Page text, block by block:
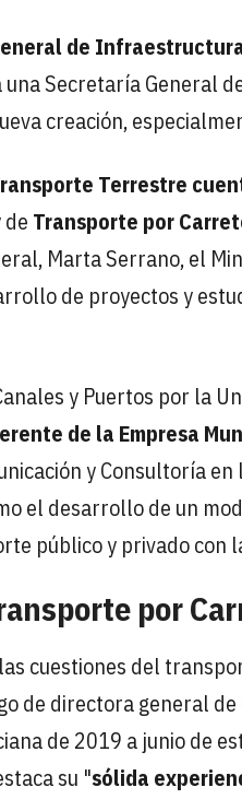
de
una Secretaría General
creación,
Terrestre
Transporte por
Marta Serrano, el
de proyectos y
y Puertos por la
de la Empresa
y Consultoría
el desarrollo de un
público y privado con
por
cuestiones del
de directora general
de 2019 a junio de
su "sólida